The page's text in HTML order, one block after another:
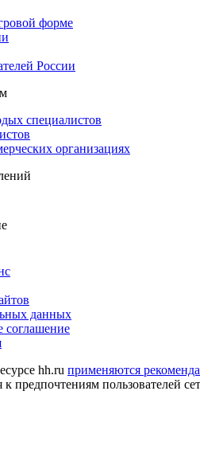
форме
России
специалистов
организациях
данных
соглашение
hh.ru применяются
к предпочтениям пользователей